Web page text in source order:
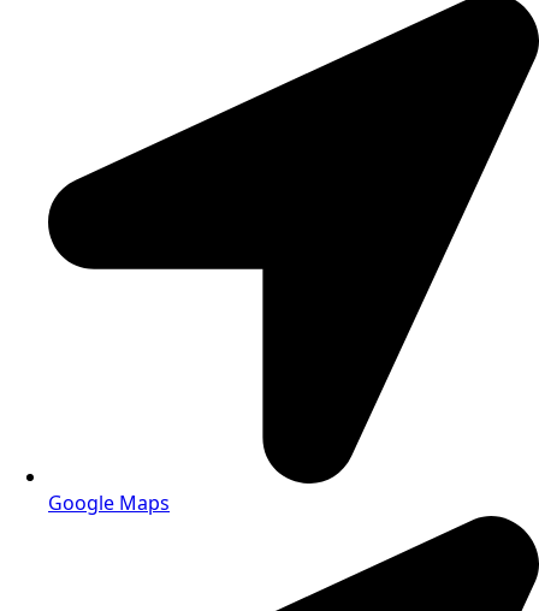
Google Maps